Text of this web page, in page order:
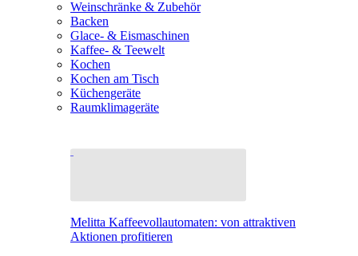
Weinschränke & Zubehör
Backen
Glace- & Eismaschinen
Kaffee- & Teewelt
Kochen
Kochen am Tisch
Küchengeräte
Raumklimageräte
Melitta Kaffeevollautomaten: von attraktiven
Aktionen profitieren